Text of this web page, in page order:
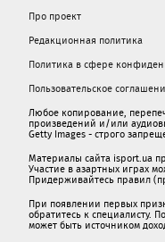
Про проект
Редакционная политика
Политика в сфере
Пользовательское
Любое копирование,
произведений и/или
Getty Images - строго
Материалы сайта isport.ua
Участие в азартных играх
Придерживайтесь правил
При появлении первых
обратитесь к специалисту.
может быть источником